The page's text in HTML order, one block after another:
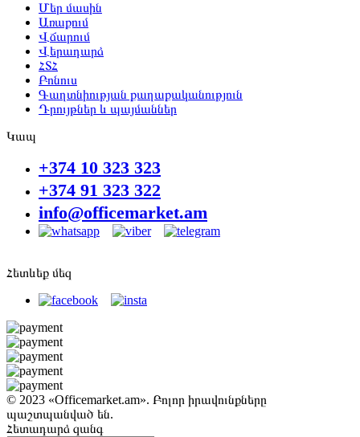
Մեր մասին
Առաքում
Վճարում
Վերադարձ
ՀՏՀ
Բոնուս
Գաղտնիության քաղաքականություն
Դրույթներ և պայմաններ
Կապ
+374 10 323 323
+374 91 323 322
info@officemarket.am
Հետևեք մեզ
© 2023 «Officemarket.am». Բոլոր իրավունքները
պաշտպանված են.
Հետադարձ զանգ